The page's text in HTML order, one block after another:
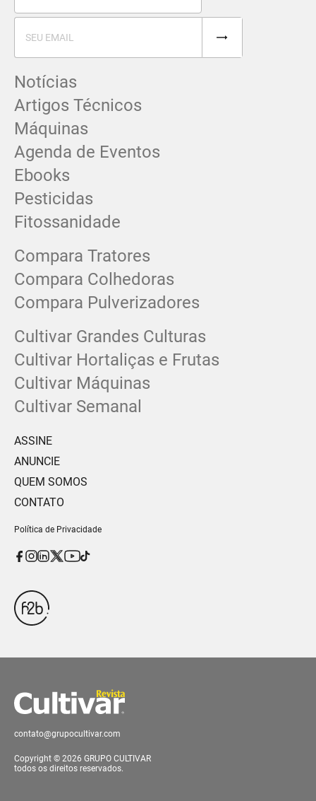
Notícias
Artigos Técnicos
Máquinas
Agenda de Eventos
Ebooks
Pesticidas
Fitossanidade
Compara Tratores
Compara Colhedoras
Compara Pulverizadores
Cultivar Grandes Culturas
Cultivar Hortaliças e Frutas
Cultivar Máquinas
Cultivar Semanal
ASSINE
ANUNCIE
QUEM SOMOS
CONTATO
Política de Privacidade
contato@grupocultivar.com
Copyright © 2026 GRUPO CULTIVAR
todos os direitos reservados.